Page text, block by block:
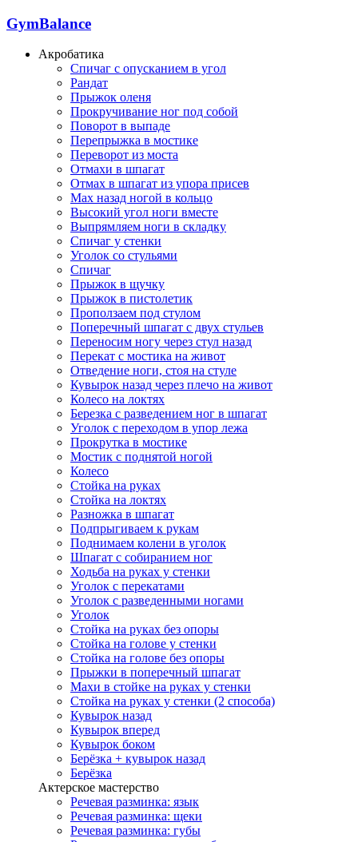
GymBalance
Акробатика
Спичаг с опусканием в угол
Рандат
Прыжок оленя
Прокручивание ног под собой
Поворот в выпаде
Перепрыжка в мостике
Переворот из моста
Отмахи в шпагат
Отмах в шпагат из упора присев
Мах назад ногой в кольцо
Высокий угол ноги вместе
Выпрямляем ноги в складку
Спичаг у стенки
Уголок со стульями
Спичаг
Прыжок в щучку
Прыжок в пистолетик
Проползаем под стулом
Поперечный шпагат с двух стульев
Переносим ногу через стул назад
Перекат с мостика на живот
Отведение ноги, стоя на стуле
Кувырок назад через плечо на живот
Колесо на локтях
Березка с разведением ног в шпагат
Уголок с переходом в упор лежа
Прокрутка в мостике
Мостик с поднятой ногой
Колесо
Стойка на руках
Стойка на локтях
Разножка в шпагат
Подпрыгиваем к рукам
Поднимаем колени в уголок
Шпагат с собиранием ног
Ходьба на руках у стенки
Уголок с перекатами
Уголок с разведенными ногами
Уголок
Стойка на руках без опоры
Стойка на голове у стенки
Стойка на голове без опоры
Прыжки в поперечный шпагат
Махи в стойке на руках у стенки
Стойка на руках у стенки (2 способа)
Кувырок назад
Кувырок вперед
Кувырок боком
Берёзка + кувырок назад
Берёзка
Актерское мастерство
Речевая разминка: язык
Речевая разминка: щеки
Речевая разминка: губы